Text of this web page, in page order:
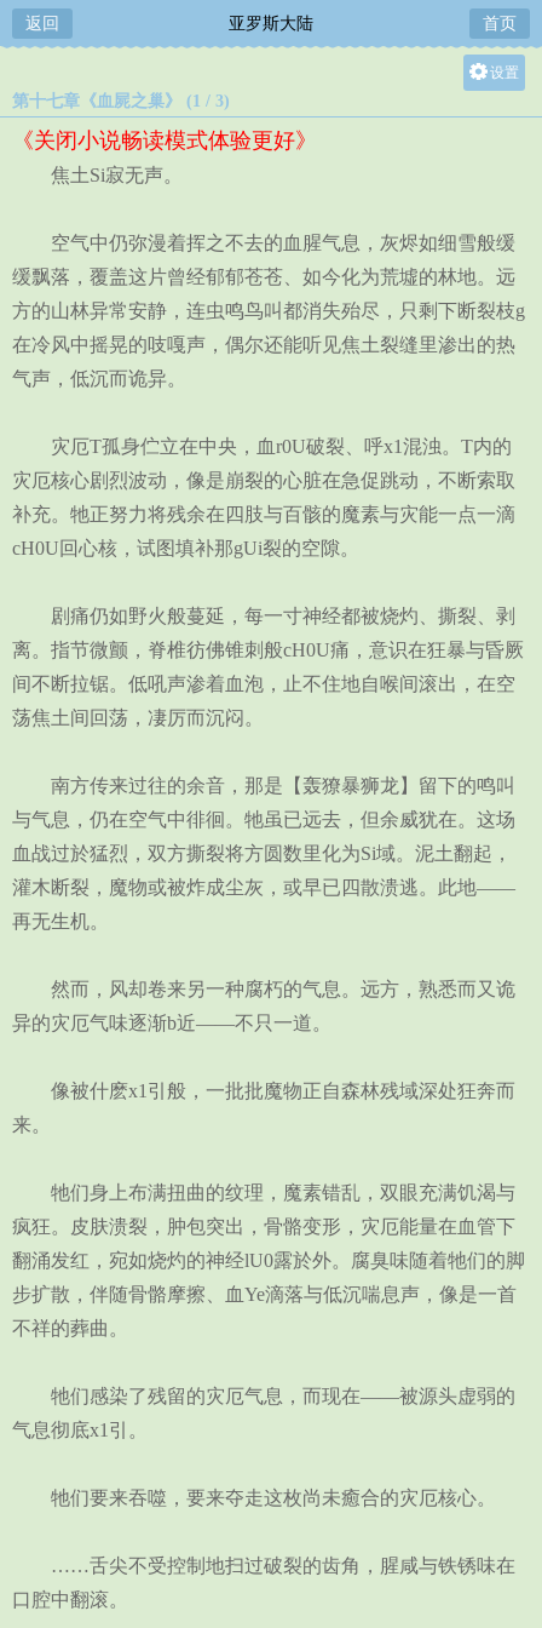
返回 亚罗斯大陆 首页
设置
第十七章《血屍之巢》 (1 / 3)
《关闭小说畅读模式体验更好》
焦土Si寂无声。
空气中仍弥漫着挥之不去的血腥气息，灰烬如细雪般缓
缓飘落，覆盖这片曾经郁郁苍苍、如今化为荒墟的林地。远
方的山林异常安静，连虫鸣鸟叫都消失殆尽，只剩下断裂枝g
在冷风中摇晃的吱嘎声，偶尔还能听见焦土裂缝里渗出的热
气声，低沉而诡异。
灾厄T孤身伫立在中央，血r0U破裂、呼x1混浊。T内的
灾厄核心剧烈波动，像是崩裂的心脏在急促跳动，不断索取
补充。牠正努力将残余在四肢与百骸的魔素与灾能一点一滴
cH0U回心核，试图填补那gUi裂的空隙。
剧痛仍如野火般蔓延，每一寸神经都被烧灼、撕裂、剥
离。指节微颤，脊椎彷佛锥刺般cH0U痛，意识在狂暴与昏厥
间不断拉锯。低吼声渗着血泡，止不住地自喉间滚出，在空
荡焦土间回荡，凄厉而沉闷。
南方传来过往的余音，那是【轰獠暴狮龙】留下的鸣叫
与气息，仍在空气中徘徊。牠虽已远去，但余威犹在。这场
血战过於猛烈，双方撕裂将方圆数里化为Si域。泥土翻起，
灌木断裂，魔物或被炸成尘灰，或早已四散溃逃。此地——
再无生机。
然而，风却卷来另一种腐朽的气息。远方，熟悉而又诡
异的灾厄气味逐渐b近——不只一道。
像被什麽x1引般，一批批魔物正自森林残域深处狂奔而
来。
牠们身上布满扭曲的纹理，魔素错乱，双眼充满饥渴与
疯狂。皮肤溃裂，肿包突出，骨骼变形，灾厄能量在血管下
翻涌发红，宛如烧灼的神经lU0露於外。腐臭味随着牠们的脚
步扩散，伴随骨骼摩擦、血Ye滴落与低沉喘息声，像是一首
不祥的葬曲。
牠们感染了残留的灾厄气息，而现在——被源头虚弱的
气息彻底x1引。
牠们要来吞噬，要来夺走这枚尚未癒合的灾厄核心。
……舌尖不受控制地扫过破裂的齿角，腥咸与铁锈味在
口腔中翻滚。